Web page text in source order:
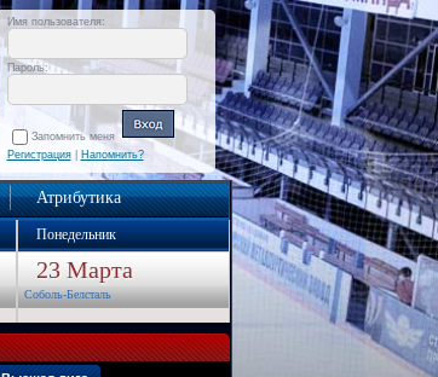
Имя пользователя:
Пароль:
Запомнить меня
Регистрация| Напомнить?
Атрибутика
Понедельник
23 Марта
Соболь-Белсталь